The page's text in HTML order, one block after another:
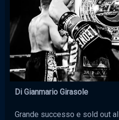
Di Gianmario Girasole
Grande successo e sold out